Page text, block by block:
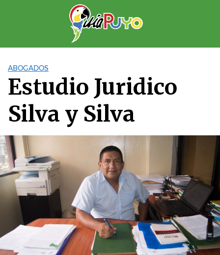
ABOGADOS
Estudio Juridico
Silva y Silva